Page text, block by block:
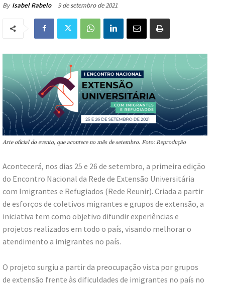
By Isabel Rabelo 9 de setembro de 2021
Arte oficial do evento, que acontece no mês de setembro. Foto: Reprodução
Acontecerá, nos dias 25 e 26 de setembro, a primeira edição
do Encontro Nacional da Rede de Extensão Universitária
com Imigrantes e Refugiados (Rede Reunir). Criada a partir
de esforços de coletivos migrantes e grupos de extensão, a
iniciativa tem como objetivo difundir experiências e
projetos realizados em todo o país, visando melhorar o
atendimento a imigrantes no país.
O projeto surgiu a partir da preocupação vista por grupos
de extensão frente às dificuldades de imigrantes no país no